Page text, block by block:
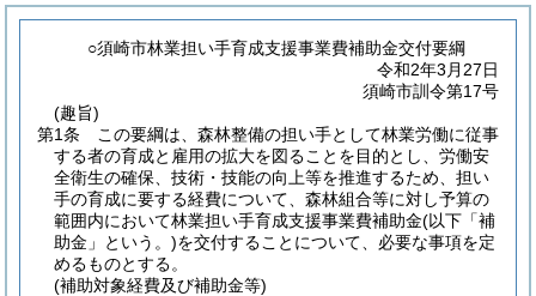
○須崎市林業担い手育成支援事業費補助金交付要綱
令和2年3月27日
須崎市訓令第17号
(趣旨)
第1条
この要綱は、森林整備の担い手として林業労働に従事
する者の育成と雇用の拡大を図ることを目的とし、労働安
全衛生の確保、技術・技能の向上等を推進するため、担い
手の育成に要する経費について、森林組合等に対し予算の
範囲内において林業担い手育成支援事業費補助金(以下「補
助金」という。)を交付することについて、必要な事項を定
めるものとする。
(補助対象経費及び補助金等)